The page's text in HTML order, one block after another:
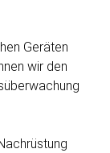
Geräten
wir den